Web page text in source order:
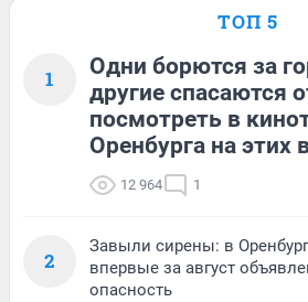
ТОП 5
1
Одни борются за
другие спасаются
посмотреть в
Оренбурга на этих
12 964 1
2
Завыли сирены: в
впервые за август
опасность